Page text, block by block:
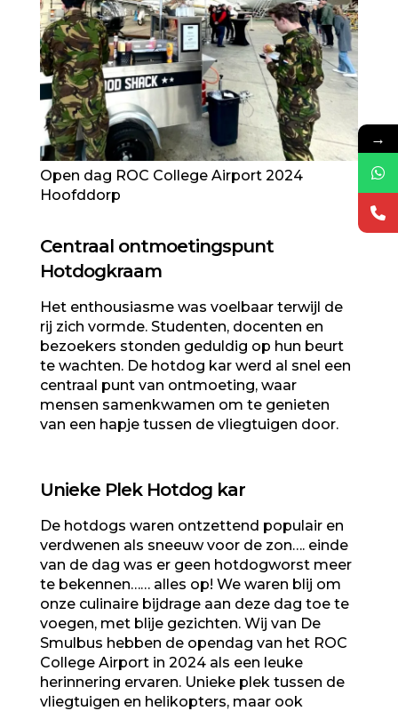
Open dag ROC College Airport 2024
Hoofddorp
Centraal ontmoetingspunt
Hotdogkraam
Het enthousiasme was voelbaar terwijl de
rij zich vormde. Studenten, docenten en
bezoekers stonden geduldig op hun beurt
te wachten. De hotdog kar werd al snel een
centraal punt van ontmoeting, waar
mensen samenkwamen om te genieten
van een hapje tussen de vliegtuigen door.
Unieke Plek Hotdog kar
De hotdogs waren ontzettend populair en
verdwenen als sneeuw voor de zon…. einde
van de dag was er geen hotdogworst meer
te bekennen…… alles op! We waren blij om
onze culinaire bijdrage aan deze dag toe te
voegen, met blije gezichten. Wij van De
Smulbus hebben de opendag van het ROC
College Airport in 2024 als een leuke
herinnering ervaren. Unieke plek tussen de
vliegtuigen en helikopters, maar ook
→